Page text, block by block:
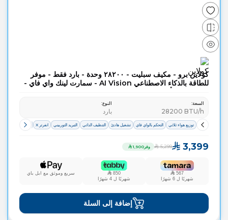
كولاين برو - مكيف سبليت - ۲٨۲٠٠ وحدة - بارد فقط - موفر
للطاقة بالذكاء الاصطناعي AI Vision - سمارت لينك واي فاي -
السعة:
28200 BTU/h
النوع:
بارد
توزيع هواء ثلاثي التحكم بالواي فاي تشغيل هادئ التنظيف الذاتي التبريد التوربيني انفرتر X حماية اللوحة
3,399
5,299 وفر 1,900
567
شهريًا ل 6 شهرًا
850
شهريًا ل 4 شهرًا
سريع وموثق مع ابل باي
إضافة إلى السلة